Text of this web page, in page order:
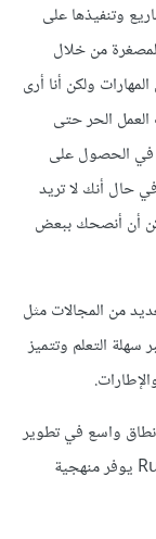
وتنفيذها على
من خلال
ولكن أنا أرى
الحر حتى
في الحصول على
حال أنك لا تريد
أن أنصحك ببعض
من المجالات مثل
سهلة التعلم وتتميز
واسع في تطوير
الويب. يوجد إطار عمل شهير يدعى Ruby on Rails يوفر منهجية